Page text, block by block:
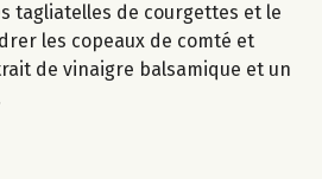
tagliatelles de courgettes et le
les copeaux de comté et
de vinaigre balsamique et un